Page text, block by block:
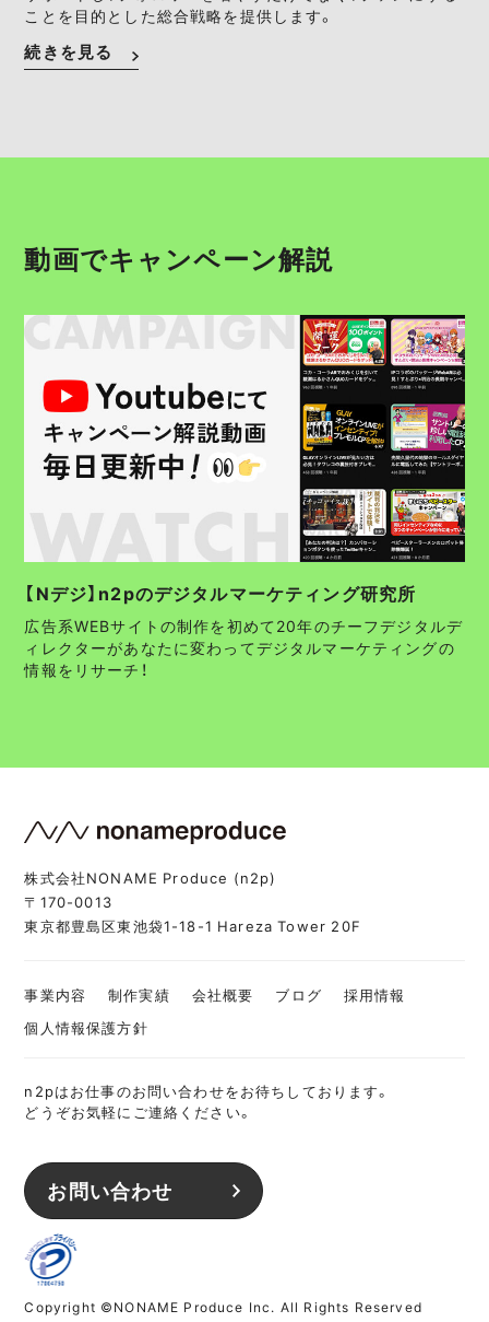
ことを目的とした総合戦略を提供します。
続きを見る
動画でキャンペーン解説
【Nデジ】n2pのデジタルマーケティング研究所
広告系WEBサイトの制作を初めて20年のチーフデジタルデ
ィレクターがあなたに変わってデジタルマーケティングの
情報をリサーチ！
株式会社NONAME Produce (n2p)
〒170-0013
東京都豊島区東池袋1-18-1 Hareza Tower 20F
事業内容 制作実績 会社概要 ブログ
採用情報
個人情報保護方針
n2pはお仕事のお問い合わせをお待ちしております。
どうぞお気軽にご連絡ください。
お問い合わせ
Copyright ©NONAME Produce Inc. All Rights Reserved